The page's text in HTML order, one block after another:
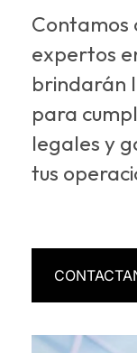
Contamos
expertos
brindarán
para
legales y
tus